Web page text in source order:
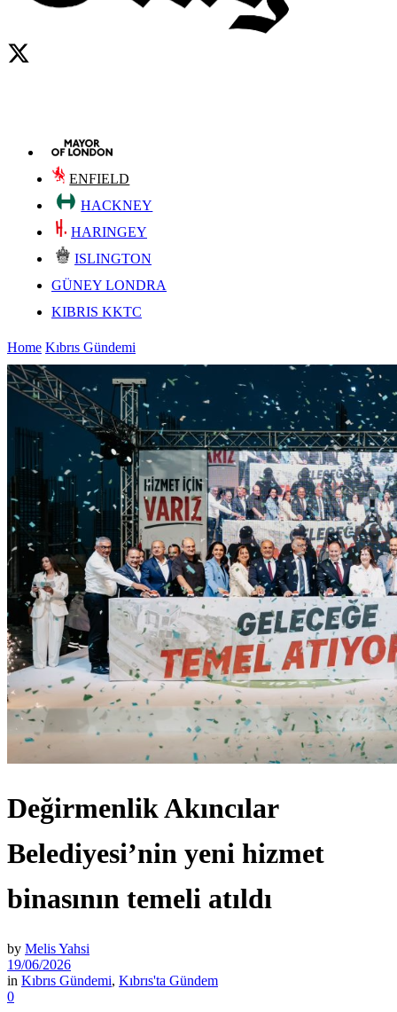
ENFIELD
HACKNEY
HARINGEY
ISLINGTON
GÜNEY LONDRA
KIBRIS KKTC
Home Kıbrıs Gündemi
Değirmenlik Akıncılar
Belediyesi’nin yeni hizmet
binasının temeli atıldı
by Melis Yahsi
19/06/2026
in Kıbrıs Gündemi, Kıbrıs'ta Gündem
0